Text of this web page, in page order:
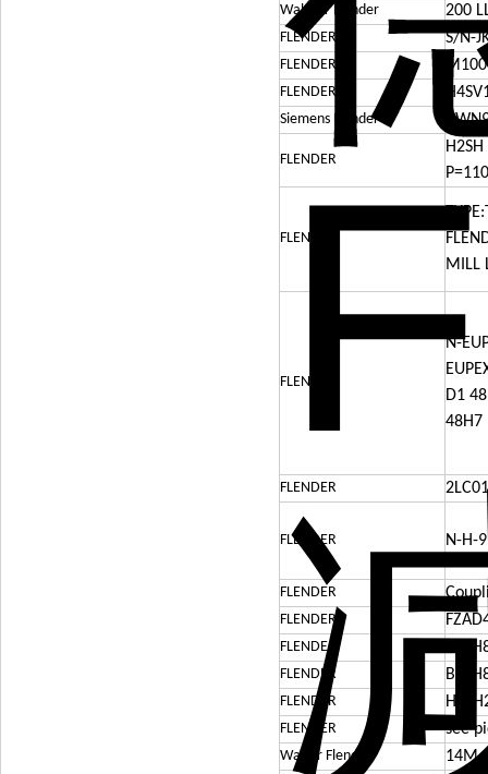
Walther Flender 200
FLENDER S/N-
FLENDER
FLENDER
Siemens Flender
FLENDER
FLENDER
MILL
FLENDER
N-
D1
48H7
FLENDER
FLENDER N-H-
FLENDER
FLENDER
FLENDER
FLENDER
FLENDER
FLENDER see
Walter Flender 14M-